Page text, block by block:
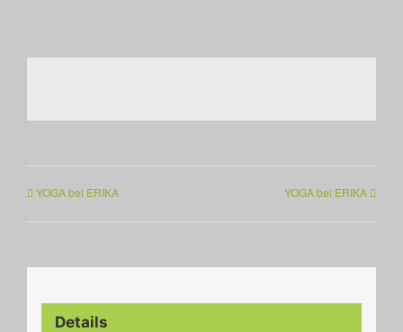
YOGA bei ERIKA YOGA bei ERIKA
Details